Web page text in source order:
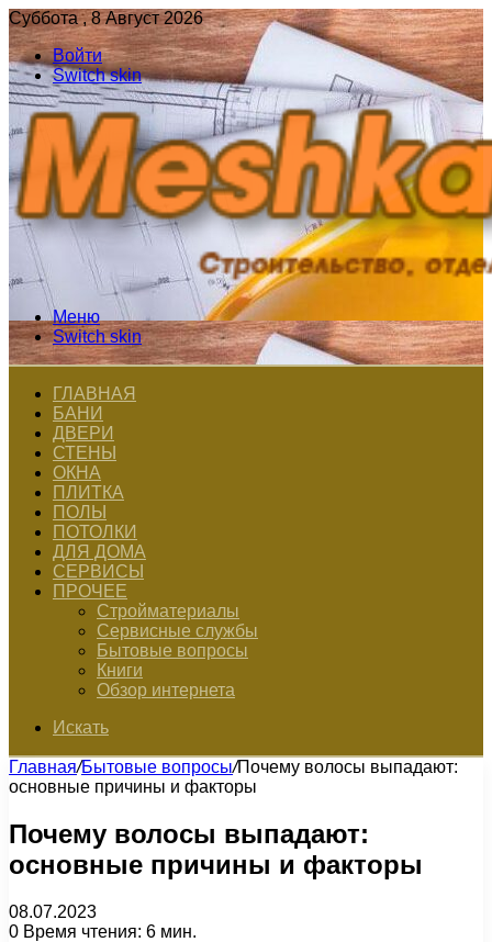
Суббота , 8 Август 2026
Войти
Switch skin
Меню
Switch skin
ГЛАВНАЯ
БАНИ
ДВЕРИ
СТЕНЫ
ОКНА
ПЛИТКА
ПОЛЫ
ПОТОЛКИ
ДЛЯ ДОМА
СЕРВИСЫ
ПРОЧЕЕ
Стройматериалы
Сервисные службы
Бытовые вопросы
Книги
Обзор интернета
Искать
Главная/Бытовые вопросы/Почему волосы выпадают:
основные причины и факторы
Почему волосы выпадают:
основные причины и факторы
08.07.2023
0 Время чтения: 6 мин.